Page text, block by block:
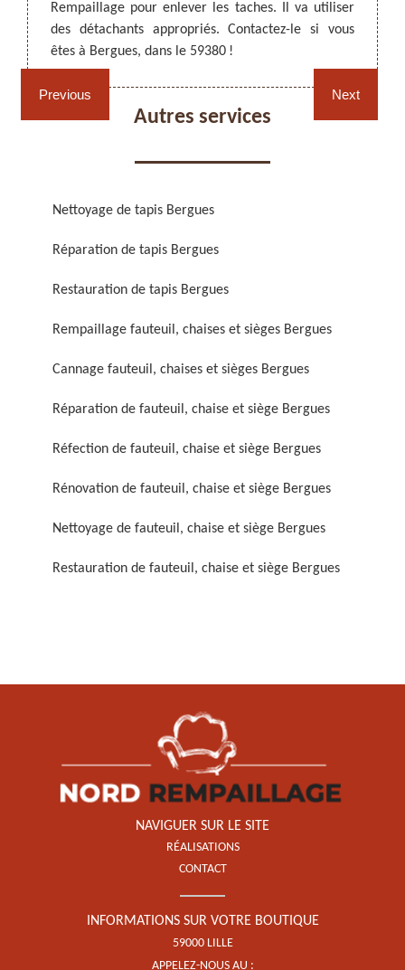
Rempaillage fauteuil,
chaises et sièges 59
Cannage fauteuil, chaises
et sièges 59
chaise et siège 59
chaise et siège 59
Rénovation de fauteuil,
Nettoyage de fauteuil,
Restauration de fauteuil,
chaise et siège 59
Previous
il
à vos
Rempaillage pour enlever les taches. Il va utiliser
des détachants appropriés. Contactez-le si vous
êtes à Bergues, dans le 59380 !
à
Next
Autres services
Nettoyage de tapis Bergues
Réparation de tapis Bergues
Restauration de tapis Bergues
Rempaillage fauteuil, chaises et sièges Bergues
Cannage fauteuil, chaises et sièges Bergues
Réparation de fauteuil, chaise et siège Bergues
Réfection de fauteuil, chaise et siège Bergues
Rénovation de fauteuil, chaise et siège Bergues
Nettoyage de fauteuil, chaise et siège Bergues
Restauration de fauteuil, chaise et siège Bergues
NAVIGUER SUR LE SITE
RÉALISATIONS
CONTACT
INFORMATIONS SUR VOTRE BOUTIQUE
59000 LILLE
APPELEZ-NOUS AU :